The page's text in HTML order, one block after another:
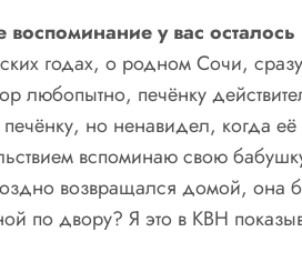
у вас осталось
годах, о родном Сочи,
любопытно, печёнку
но ненавидел, когда
вспоминаю свою
возвращался домой, она
по двору? Я это в КВН